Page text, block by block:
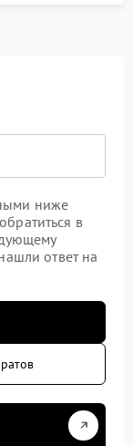
ниже
в
ответ на